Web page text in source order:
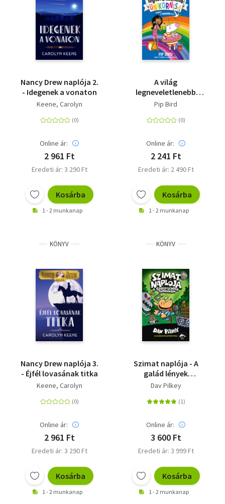
Nancy Drew naplója 2.
- Idegenek a vonaton
Keene, Carolyn
Online ár:
2 961 Ft
Eredeti ár: 3 290 Ft
Kosárba
1 - 2 munkanap
A világ
legneveletlenebb
unikornisa 6. - Irány a
Pip Bird
Online ár:
2 241 Ft
Eredeti ár: 2 490 Ft
Kosárba
1 - 2 munkanap
KÖNYV
Nancy Drew naplója 3.
- Éjfél lovasának titka
Keene, Carolyn
Online ár:
2 961 Ft
Eredeti ár: 3 290 Ft
Kosárba
1 - 2 munkanap
KÖNYV
Szimat naplója - A
galád lények
támadása - Szimat-
Dav Pilkey
Online ár:
3 600 Ft
Eredeti ár: 3 999 Ft
Kosárba
1 - 2 munkanap